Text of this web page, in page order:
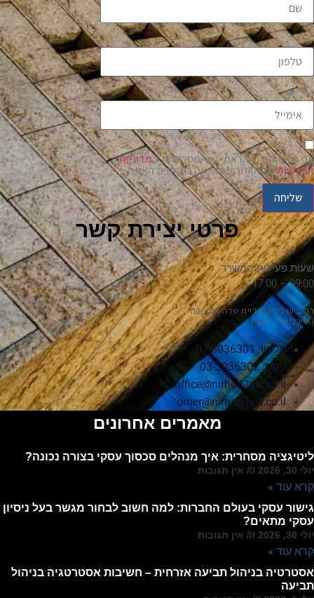
טלפון
אימייל
אני מאשר/ת כי קראתי ואני מסכים/ה למדיניות
הפרטיותשל האתר שמופיעה בתחתית האתר.
שליחה
פרטי יצירת קשר
שעות פעילות המשרד
09:00 – 17:00
רחוב ערבה 3, קריית שדה התעופה
(איירפורט – סיטי)
טלפון: 03-3036301
פקס: 03-3036302
office@nirhod-law.co.il
omer@nirhod-law.co.il
מאמרים אחרונים
ליטיגציה מסחרית: איך מנהלים סכסוך עסקי בצורה נכונה?
יולי 30, 2026 אין תגובות
קרא עוד »
גישור עסקי בעולם החברות: למה חשוב לבחור מגשר בעל ניסיון
עסקי מתאים?
יולי 30, 2026 אין תגובות
קרא עוד »
אסטרטיה בניהול תביעה אזרחית – חשיבות אסטרטגיה בניהול
תביעה